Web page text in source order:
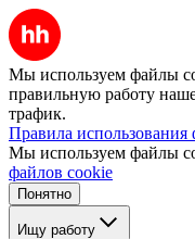
Мы используем файлы
правильную работу
трафик.
Правила использования
Мы используем файлы
файлов cookie
Понятно
Ищу работу